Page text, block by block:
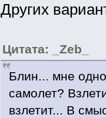
Других
Цитата: _Zeb_
Блин... мне
самолет?
взлетит... В